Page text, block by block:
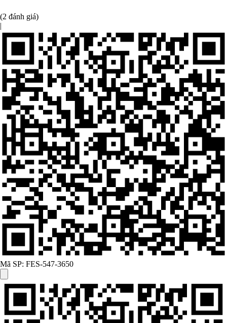
(2 đánh giá)
|
Mã SP: FES-547-3650